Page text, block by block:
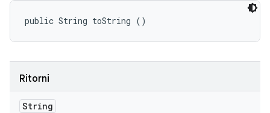
public String toString ()
Ritorni
String